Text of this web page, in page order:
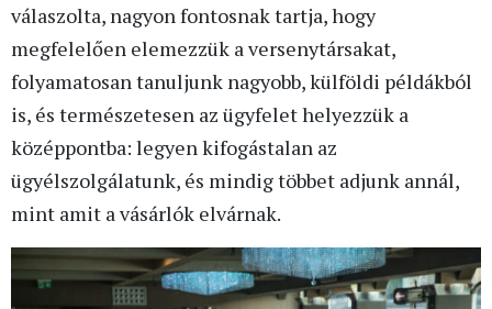
válaszolta, nagyon fontosnak tartja, hogy
megfelelően elemezzük a versenytársakat,
folyamatosan tanuljunk nagyobb, külföldi példákból
is, és természetesen az ügyfelet helyezzük a
középpontba: legyen kifogástalan az
ügyélszolgálatunk, és mindig többet adjunk annál,
mint amit a vásárlók elvárnak.